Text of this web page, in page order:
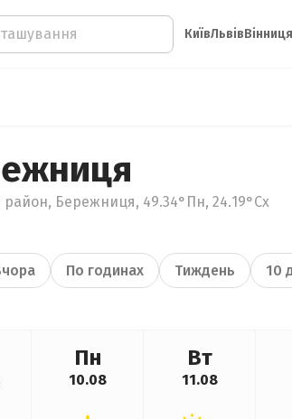
КиївЛьвівВінниця
район, Бережниця, 49.34°Пн, 24.19°Сх
По годинах Тиждень 10
Пн
10.08
Вт
11.08